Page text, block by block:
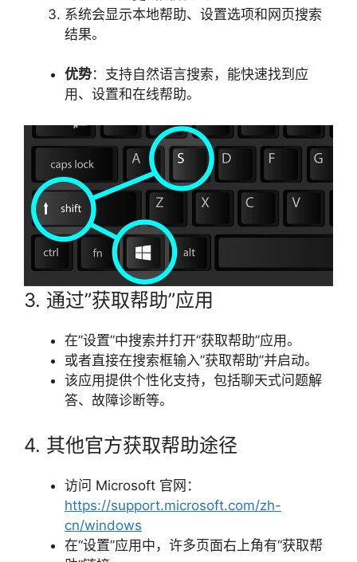
系统会显示本地帮助、设置选项和网页搜索
结果。
优势：支持自然语言搜索，能快速找到应
用、设置和在线帮助。
3. 通过”获取帮助”应用
在”设置”中搜索并打开”获取帮助”应用。
或者直接在搜索框输入”获取帮助”并启动。
该应用提供个性化支持，包括聊天式问题解
答、故障诊断等。
4. 其他官方获取帮助途径
访问 Microsoft 官网：
https://support.microsoft.com/zh-
cn/windows
在“设置”应用中，许多页面右上角有“获取帮